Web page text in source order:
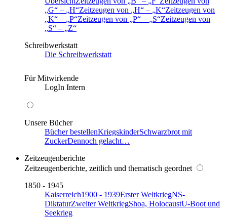
G
– H Zeitzeugen von H – K Zeitzeugen von
K
– P Zeitzeugen von P – S Zeitzeugen von
S
–
Z
Schreibwerkstatt
Die Schreibwerkstatt
Für Mitwirkende
LogIn Intern
Unsere Bücher
Bücher bestellenKriegskinderSchwarzbrot mit
ZuckerDennoch gelacht…
Zeitzeugenberichte
Zeitzeugenberichte, zeitlich und thematisch geordnet
1850 - 1945
Kaiserreich1900 - 1939Erster WeltkriegNS-
DiktaturZweiter WeltkriegShoa, HolocaustU-Boot und
Seekrieg